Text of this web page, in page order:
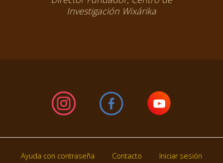
Investigación Wixárika
Ayuda con contraseña Contacto Iniciar sesión